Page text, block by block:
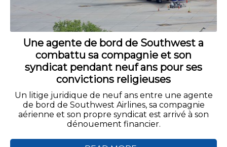
Une agente de bord de Southwest a
combattu sa compagnie et son
syndicat pendant neuf ans pour ses
convictions religieuses
Un litige juridique de neuf ans entre une agente
de bord de Southwest Airlines, sa compagnie
aérienne et son propre syndicat est arrivé à son
dénouement financier.